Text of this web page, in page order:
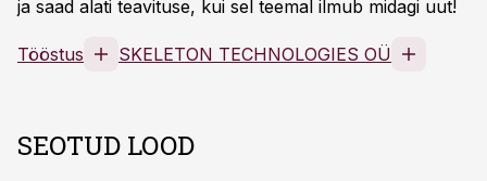
ja saad alati teavituse, kui sel teemal ilmub midagi uut!
Tööstus SKELETON TECHNOLOGIES OÜ
SEOTUD LOOD